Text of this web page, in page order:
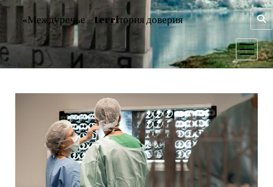
«Междуречье – terriтория доверия
меню